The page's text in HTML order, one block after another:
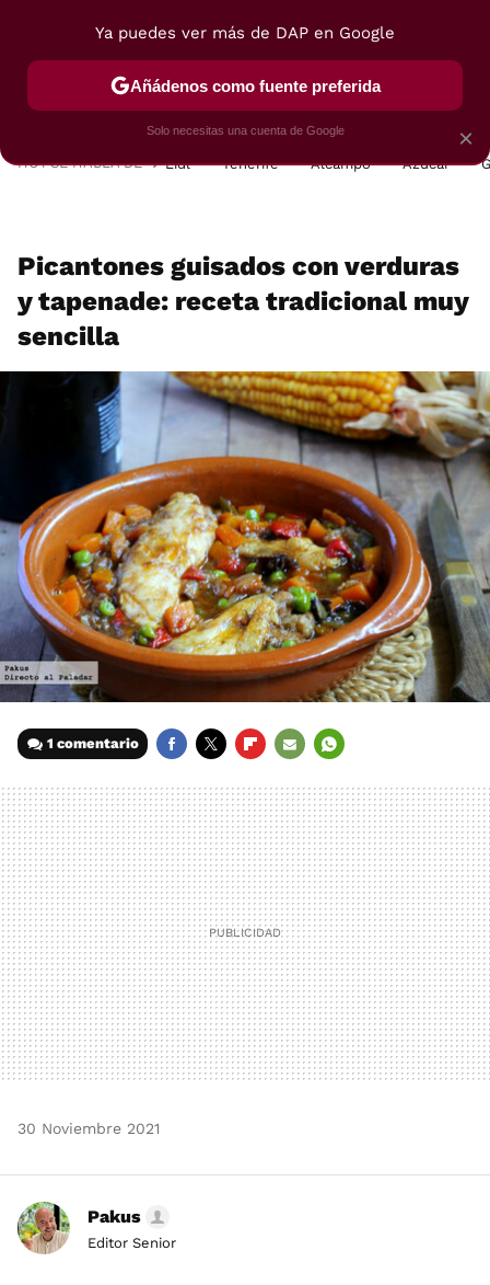
POSTRES VIAJES SELECCIÓN VEGUI
HOY SE HABLA DE Lidl Tenerife Alcampo Azúcar
Picantones guisados con verduras
y tapenade: receta tradicional muy
sencilla
1 comentario
MAIL
30 Noviembre 2021
Pakus
Editor Senior
×
Ya puedes ver más de DAP en Google
Añádenos como fuente preferida
Solo necesitas una cuenta de Google